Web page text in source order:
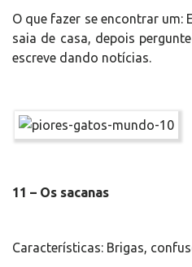
O que fazer se encontrar um:
saia de casa, depois
escreve dando notícias.
11 – Os sacanas
Características: Brigas,